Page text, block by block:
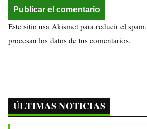
Este sitio usa Akismet para reducir el spam.
procesan los datos de tus comentarios.
ÚLTIMAS NOTICIAS